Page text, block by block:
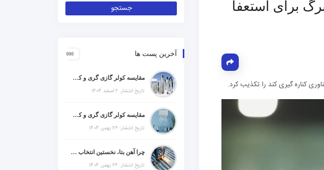
برای استعفا
کناره گیری کند را تکذیب کرد.
آخرین پست ها
مقایسه کولر گازی گری و کریر و ال جی و جنرال گلد و هایسنس و مدیا و اجنرال
تاریخ انتشار: 2 اسفند 1404
مقایسه کولر گازی گری و کریر و ال جی و جنرال گلد و جنرال شکار و سامسونگ و یونیوا
تاریخ انتشار: 26 بهمن 1404
چرا آهن بتا، نخستین انتخاب برای گل میخ عرشه فولادی در ایران است؟
تاریخ انتشار: 26 بهمن 1404